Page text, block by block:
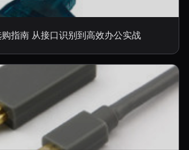
指南 从接口识别到高效办公实战